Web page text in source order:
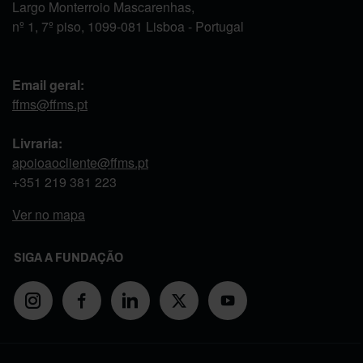
Largo Monterroio Mascarenhas,
nº 1, 7º piso, 1099-081 Lisboa - Portugal
Email geral:
ffms@ffms.pt
Livraria:
apoioaocliente@ffms.pt
+351 219 381 223
Ver no mapa
SIGA A FUNDAÇÃO